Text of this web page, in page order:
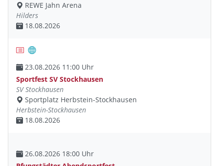
REWE Jahn Arena
Hilders
18.08.2026
23.08.2026 11:00 Uhr
Sportfest SV Stockhausen
SV Stockhausen
Sportplatz Herbstein-Stockhausen
Herbstein-Stockhausen
18.08.2026
26.08.2026 18:00 Uhr